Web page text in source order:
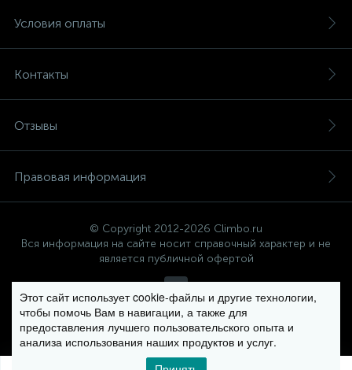
Условия оплаты
Контакты
Отзывы
Правовая информация
© Copyright 2012-2026 Climbo.ru
Вся информация на сайте носит справочный характер и не
является публичной офертой
Политика компании в отношении обработки персональных
данных
Этот сайт использует cookie-файлы и другие технологии,
чтобы помочь Вам в навигации, а также для
предоставления лучшего пользовательского опыта и
анализа использования наших продуктов и услуг.